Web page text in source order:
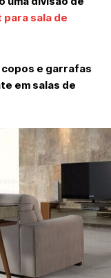
sala de
copos e garrafas
em salas de